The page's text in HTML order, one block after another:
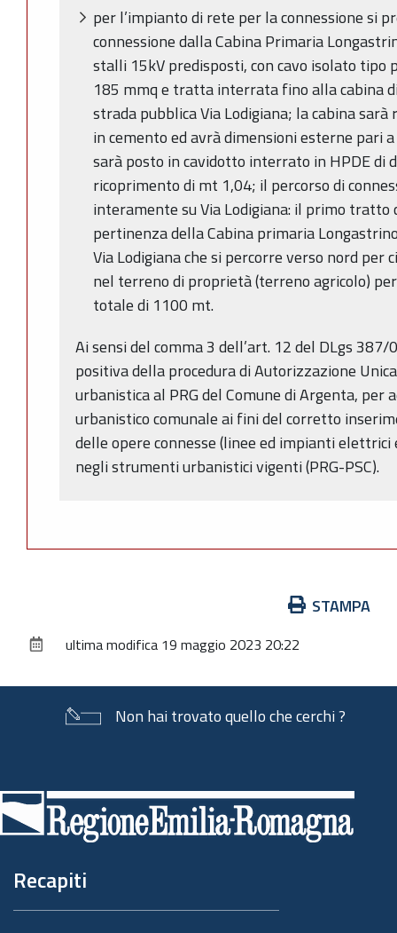
per l’impianto di rete per la connessione si
connessione dalla Cabina Primaria
stalli 15kV predisposti, con cavo isolato tipo
185 mmq e tratta interrata fino alla cabina
strada pubblica Via Lodigiana; la cabina
in cemento ed avrà dimensioni esterne pari
sarà posto in cavidotto interrato in HPDE di
ricoprimento di mt 1,04; il percorso di
interamente su Via Lodigiana: il primo tratto
pertinenza della Cabina primaria
Via Lodigiana che si percorre verso nord per
nel terreno di proprietà (terreno agricolo)
totale di 1100 mt.
Ai sensi del comma 3 dell’art. 12 del DLgs 387/
positiva della procedura di Autorizzazione
urbanistica al PRG del Comune di Argenta, per
urbanistico comunale ai fini del corretto
delle opere connesse (linee ed impianti
negli strumenti urbanistici vigenti (PRG-PSC).
documento
STAMPA
ultima modifica 19 maggio 2023 20:22
Non hai trovato quello che cerchi ?
di
pagina
Recapiti